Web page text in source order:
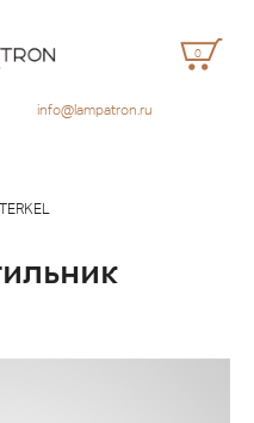
0
info@lampatron.ru